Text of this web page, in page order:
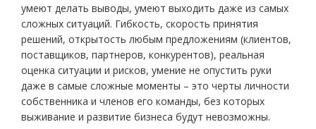
умеют делать выводы, умеют выходить даже из самых
сложных ситуаций. Гибкость, скорость принятия
решений, открытость любым предложениям (клиентов,
поставщиков, партнеров, конкурентов), реальная
оценка ситуации и рисков, умение не опустить руки
даже в самые сложные моменты – это черты личности
собственника и членов его команды, без которых
выживание и развитие бизнеса будут невозможны.